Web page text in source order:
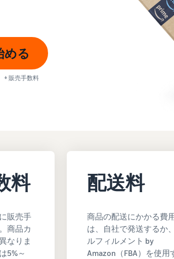
ブランド登録(Brand Registry)
ルメント by Amazon(FBA)
・カスタマーサービスを代行
広告
ール
ールを活用した販売強化
STORE プログラム
ティングサービス
サルタントがビジネス拡大をサポート
トプレイスとは？
サービスとは？
品・カスタマー対応を外注する方法
立ち上げステップと事例紹介
める
+ 販売手数料
料
販売手
商品カ
なりま
5%～
配送料
商品の配送にかかる費
は、自社で発送するか
ルフィルメント by
Amazon（FBA）を使用